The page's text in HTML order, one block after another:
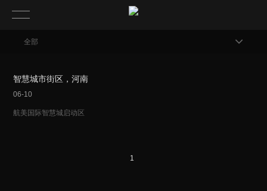
智慧城市街区，河南
06-10
航美国际智慧城启动区
1
全部